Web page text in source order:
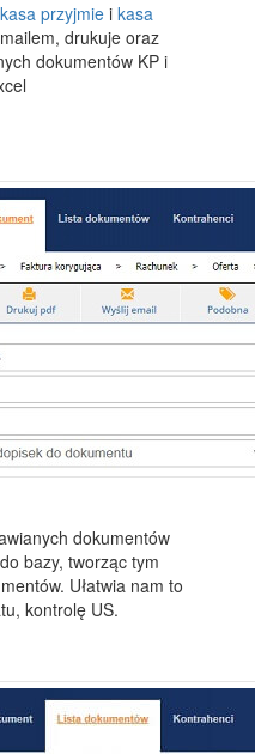
kasa przyjmie i kasa
drukuje oraz
dokumentów KP i
dokumentów
bazy, tworząc tym
Ułatwia nam to
kontrolę US.